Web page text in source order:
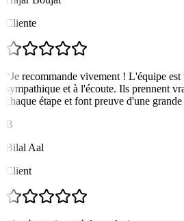
Cliente
“Je recommande vivement ! L'équipe est
sympathique et à l'écoute. Ils prennent
chaque étape et font preuve d'une
B
Bilal Aal
Client